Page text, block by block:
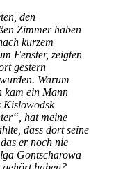
den
Zimmer haben
kurzem
Fenster, zeigten
gestern
Warum
kam ein Mann
Kislowodsk
, hat meine
dass dort seine
er noch nie
Gontscharowa